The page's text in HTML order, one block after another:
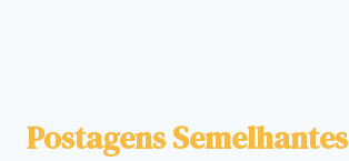
Postagens Semelhantes